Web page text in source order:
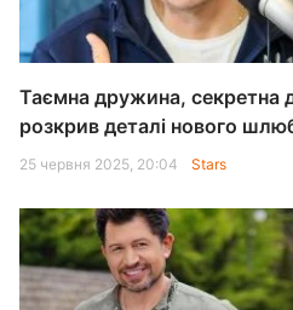
Таємна дружина,
розкрив деталі нового
25 червня 2025, 20:04 Stars